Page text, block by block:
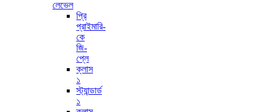
লেভেল
প্রি
প্রাইমারি-
কে
জি-
প্লে
ক্লাস
১
স্ট্যান্ডার্ড
১